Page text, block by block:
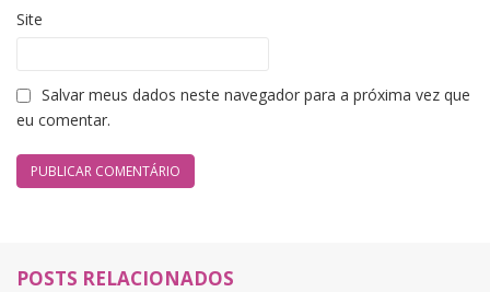
Site
Salvar meus dados neste navegador para a próxima vez que
eu comentar.
POSTS RELACIONADOS